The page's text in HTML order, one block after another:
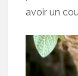
avoir un